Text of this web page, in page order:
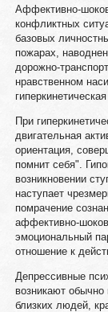
Аффективно-
конфликтных
базовых
пожарах,
дорожно-
нравственном
При
двигательная
ориентация,
помнит себя".
возникновении
наступает
помрачение
аффективно-
эмоциональный
отношение к
Депрессивные
возникают
близких людей,